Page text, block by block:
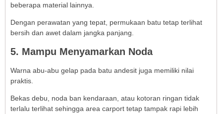
beberapa material lainnya.
Dengan perawatan yang tepat, permukaan batu tetap terlihat
bersih dan awet dalam jangka panjang.
5. Mampu Menyamarkan Noda
Warna abu-abu gelap pada batu andesit juga memiliki nilai
praktis.
Bekas debu, noda ban kendaraan, atau kotoran ringan tidak
terlalu terlihat sehingga area carport tetap tampak rapi lebih